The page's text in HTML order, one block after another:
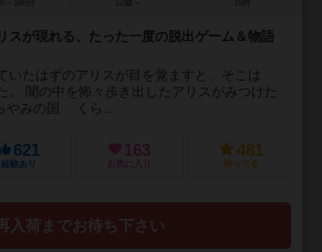
スが現れる、たった一度の脱出ゲーム＆物語
いたはずのアリスが目を覚ますと、そこは
。 闇の中を怖々歩き出したアリスがみつけた
やみの国 くら...
621
経験あり
163
お気に入り
481
持ってる
入荷までお待ち下さい